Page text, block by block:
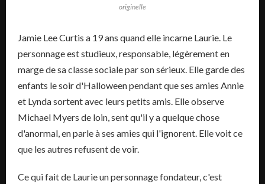
originelle
Jamie Lee Curtis a 19 ans quand elle incarne Laurie. Le
personnage est studieux, responsable, légèrement en
marge de sa classe sociale par son sérieux. Elle garde des
enfants le soir d'Halloween pendant que ses amies Annie
et Lynda sortent avec leurs petits amis. Elle observe
Michael Myers de loin, sent qu'il y a quelque chose
d'anormal, en parle à ses amies qui l'ignorent. Elle voit ce
que les autres refusent de voir.
Ce qui fait de Laurie un personnage fondateur, c'est